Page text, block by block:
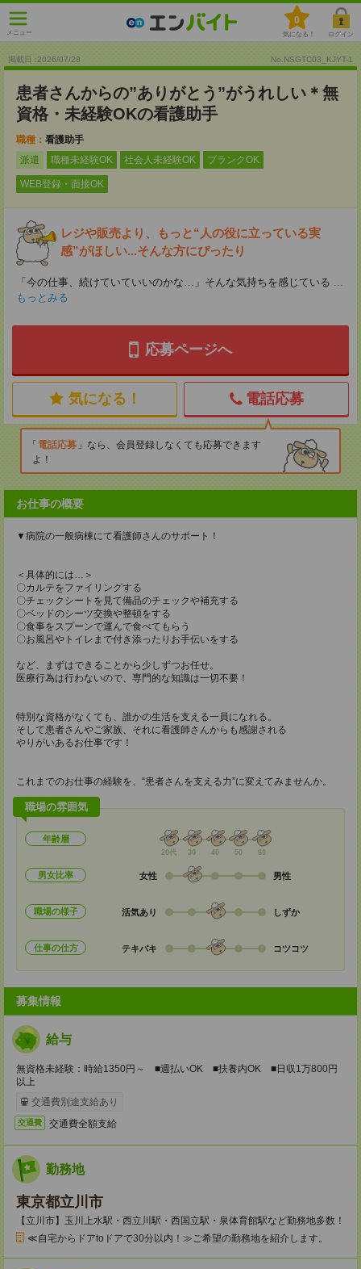
メニュー
0
気になる！ ログイン
掲載日 :2026/07/28 No.NSGTC03_KJYT-1
患者さんからの”ありがとう”がうれしい＊無
資格・未経験OKの看護助手
職種： 看護助手
派遣
職種未経験OK 社会人未経験OK ブランクOK
WEB登録・面接OK
レジや販売より、もっと“人の役に立っている実
感”がほしい...そんな方にぴったり
「今の仕事、続けていていいのかな…」そんな気持ちを感じている ...
もっとみる
応募ページへ
気になる！ 電話応募
電話応募
なら、会員登録しなくても応募できます
よ！
お仕事の概要
▼病院の一般病棟にて看護師さんのサポート！
＜具体的には…＞
〇カルテをファイリングする
〇チェックシートを見て備品のチェックや補充する
〇ベッドのシーツ交換や整頓をする
〇食事をスプーンで運んで食べてもらう
〇お風呂やトイレまで付き添ったりお手伝いをする
など、まずはできることから少しずつお任せ。
医療行為は行わないので、専門的な知識は一切不要！
特別な資格がなくても、誰かの生活を支える一員になれる。
そして患者さんやご家族、それに看護師さんからも感謝される
やりがいあるお仕事です！
これまでのお仕事の経験を、“患者さんを支える力”に変えてみませんか。
職場の雰囲気
年齢層
20代 30 40 50 60
男女比率 女性 男性
職場の様子 活気あり しずか
仕事の仕方 テキパキ コツコツ
募集情報
給与
無資格未経験：時給1350円～ ■週払いOK ■扶養内OK ■日収1万800円
以上
交通費別途支給あり
交通費 交通費全額支給
勤務地
東京都立川市
【立川市】玉川上水駅・西立川駅・西国立駅・泉体育館駅など勤務地多数！
≪自宅からドアtoドアで30分以内！≫ご希望の勤務地を紹介します。